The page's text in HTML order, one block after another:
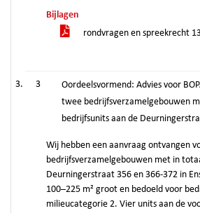
Bijlagen
rondvragen en spreekrecht
3
Oordeelsvormend: Advies voor
twee bedrijfsverzamelgebouwen
bedrijfsunits aan de
Wij hebben een aanvraag ontvangen
bedrijfsverzamelgebouwen met in
Deurningerstraat 356 en 366-372 in
100–225 m² groot en bedoeld voor
milieucategorie 2. Vier units aan de